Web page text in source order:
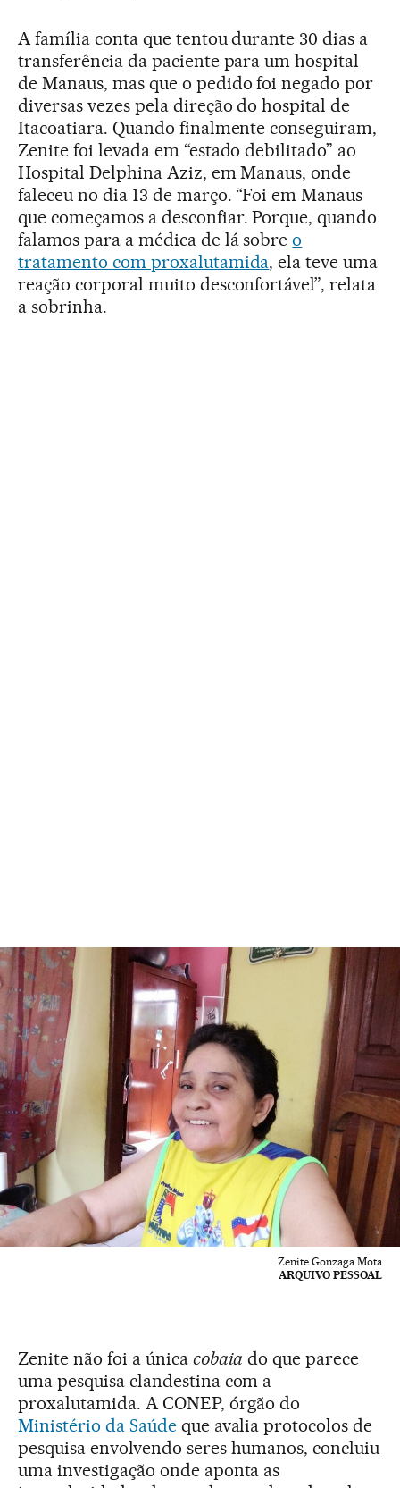
A família conta que tentou durante 30 dias a
transferência da paciente para um hospital
de Manaus, mas que o pedido foi negado por
diversas vezes pela direção do hospital de
Itacoatiara. Quando finalmente conseguiram,
Zenite foi levada em “estado debilitado” ao
Hospital Delphina Aziz, em Manaus, onde
faleceu no dia 13 de março. “Foi em Manaus
que começamos a desconfiar. Porque, quando
falamos para a médica de lá sobreo
tratamento com proxalutamida, ela teve uma
reação corporal muito desconfortável”, relata
a sobrinha.
Zenite Gonzaga Mota
ARQUIVO PESSOAL
Zenite não foi a única cobaia do que parece
uma pesquisa clandestina com a
proxalutamida. A CONEP, órgão do
Ministério da Saúdeque avalia protocolos de
pesquisa envolvendo seres humanos, concluiu
uma investigação onde aponta as